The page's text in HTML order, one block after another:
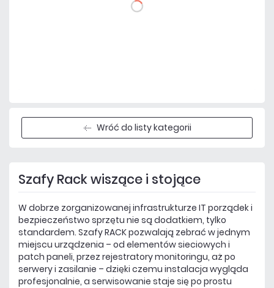
DO KOSZYKA
Wróć do listy kategorii
Szafy Rack wiszące i stojące
W dobrze zorganizowanej infrastrukturze IT porządek i
bezpieczeństwo sprzętu nie są dodatkiem, tylko
standardem. Szafy RACK pozwalają zebrać w jednym
miejscu urządzenia – od elementów sieciowych i
patch paneli, przez rejestratory monitoringu, aż po
serwery i zasilanie – dzięki czemu instalacja wygląda
profesjonalnie, a serwisowanie staje się po prostu